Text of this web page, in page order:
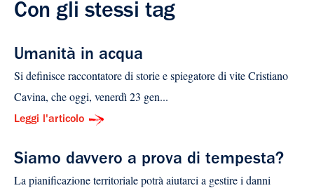
Con gli stessi tag
Umanità in acqua
Si definisce raccontatore di storie e spiegatore di vite Cristiano
Cavina, che oggi, venerdì 23 gen...
Leggi l'articolo
Siamo davvero a prova di tempesta?
La pianificazione territoriale potrà aiutarci a gestire i danni